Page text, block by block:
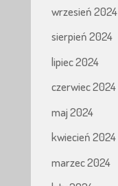
wrzesień 2024
sierpień 2024
lipiec 2024
czerwiec 2024
maj 2024
kwiecień 2024
marzec 2024